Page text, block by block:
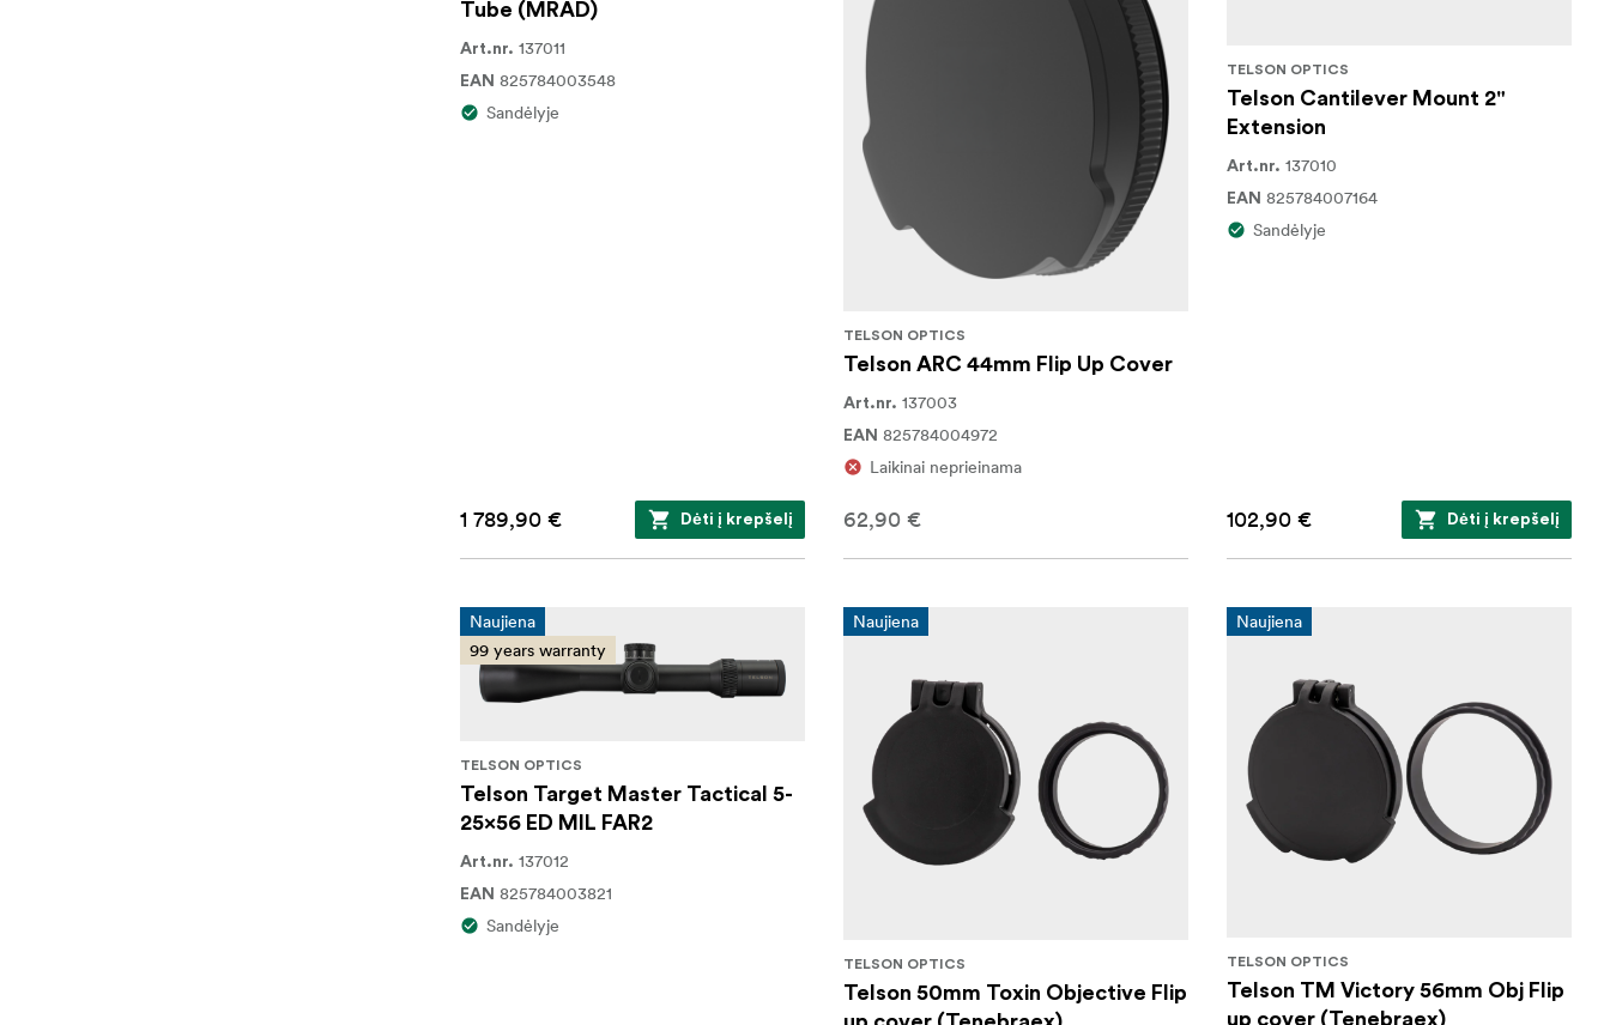
Tube (MRAD)
Art.nr. 137011
EAN 825784003548
Sandėlyje
1 789,90 € Dėti į krepšelį
TELSON OPTICS
Telson ARC 44mm Flip Up Cover
Art.nr. 137003
EAN 825784004972
Laikinai neprieinama
62,90 €
TELSON OPTICS
Telson Cantilever Mount 2"
Extension
Art.nr. 137010
EAN 825784007164
Sandėlyje
102,90 € Dėti į krepšelį
Naujiena
99 years warranty
TELSON OPTICS
Telson Target Master Tactical 5-
25x56 ED MIL FAR2
Art.nr. 137012
EAN 825784003821
Sandėlyje
Naujiena
TELSON OPTICS
Telson 50mm Toxin Objective Flip
Naujiena
TELSON OPTICS
Telson TM Victory 56mm Obj Flip
up cover (Tenebraex)